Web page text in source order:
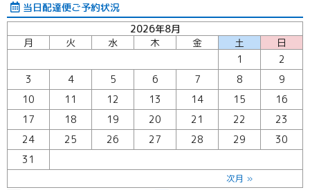
当日配達便ご予約状況
2026年8月
月
火 水 木 金 土
日
1
2
3
4 5 6 7 8
9
10
11 12 13 14 15
16
17
18 19 20 21 22
23
24
25 26 27 28 29
30
31
次月 »